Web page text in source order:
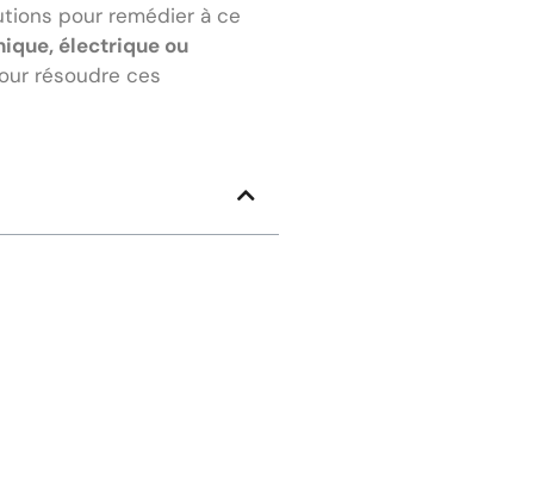
pour remédier à ce
électrique ou
résoudre ces